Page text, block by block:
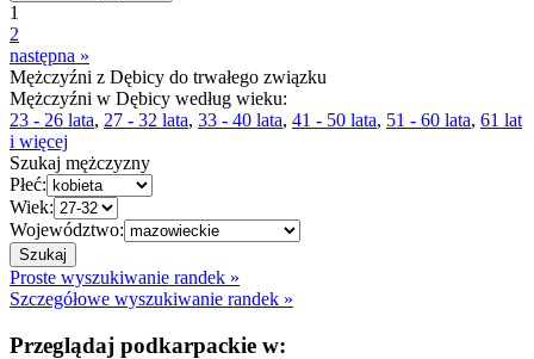
1
2
następna »
Mężczyźni z Dębicy do trwałego związku
Mężczyźni w Dębicy według wieku:
23 - 26 lata, 27 - 32 lata, 33 - 40 lata, 41 - 50 lata, 51 - 60 lata, 61 lat
i więcej
Szukaj mężczyzny
Płeć:
Wiek:
Województwo:
Proste wyszukiwanie randek »
Szczegółowe wyszukiwanie randek »
Przeglądaj podkarpackie w: